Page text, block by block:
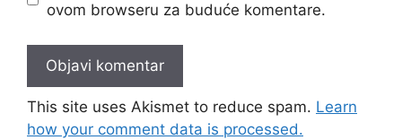
ovom browseru za buduće komentare.
This site uses Akismet to reduce spam. Learn
how your comment data is processed.